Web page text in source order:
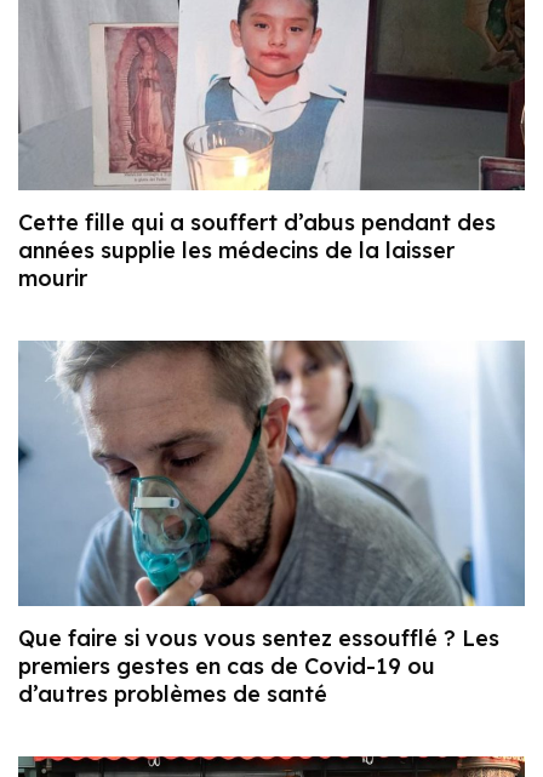
Cette fille qui a souffert d’abus pendant des
années supplie les médecins de la laisser
mourir
Que faire si vous vous sentez essoufflé ? Les
premiers gestes en cas de Covid-19 ou
d’autres problèmes de santé